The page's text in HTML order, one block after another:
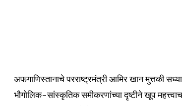
अफगाणिस्तानाचे परराष्ट्रमंत्री आमिर खान मुत्तकी
भौगोलिक-सांस्कृतिक समीकरणांच्या दृष्टीने खूप